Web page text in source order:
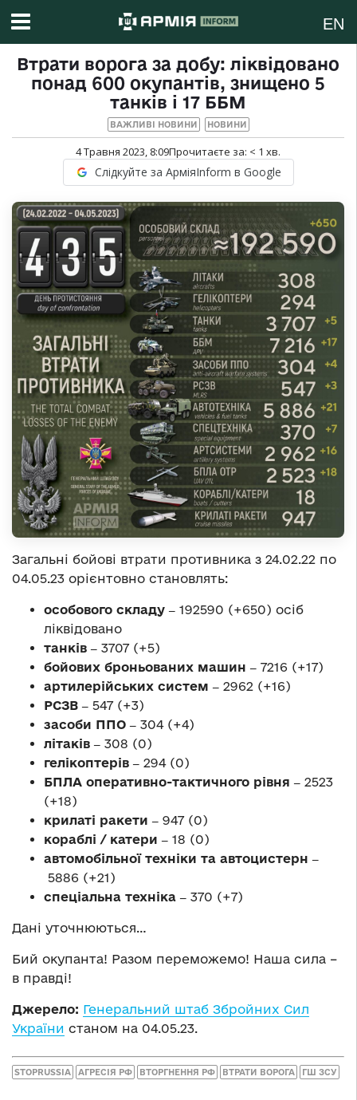
EN
Втрати ворога за добу: ліквідовано
понад 600 окупантів, знищено 5
танків і 17 ББМ
ВАЖЛИВІ НОВИНИ НОВИНИ
4 Травня 2023, 8:09Прочитаєте за: < 1 хв.
Слідкуйте за АрміяInform в Google
Загальні бойові втрати противника з 24.02.22 по
04.05.23 орієнтовно становлять:
особового складу ‒ 192590 (+650) осіб
ліквідовано
танків ‒ 3707 (+5)
бойових броньованих машин ‒ 7216 (+17)
артилерійських систем ‒ 2962 (+16)
РСЗВ ‒ 547 (+3)
засоби ППО ‒ 304 (+4)
літаків ‒ 308 (0)
гелікоптерів ‒ 294 (0)
БПЛА оперативно-тактичного рівня ‒ 2523
(+18)
крилаті ракети ‒ 947 (0)
кораблі / катери ‒ 18 (0)
автомобільної техніки та автоцистерн ‒
5886 (+21)
спеціальна техніка ‒ 370 (+7)
Дані уточнюються…
Бий окупанта! Разом переможемо! Наша сила –
в правді!
Джерело: Генеральний штаб Збройних Сил
України станом на 04.05.23.
STOPRUSSIA АГРЕСІЯ РФ ВТОРГНЕННЯ РФ ВТРАТИ ВОРОГА ГШ ЗСУ